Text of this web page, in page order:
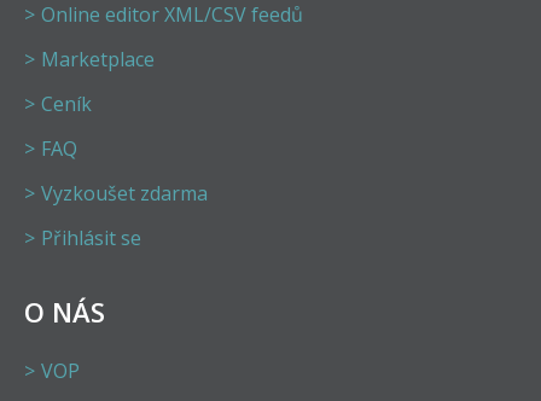
Online editor XML/CSV feedů
Marketplace
Ceník
FAQ
Vyzkoušet zdarma
Přihlásit se
O NÁS
VOP